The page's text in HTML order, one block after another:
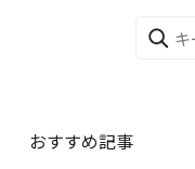
おすすめ記事